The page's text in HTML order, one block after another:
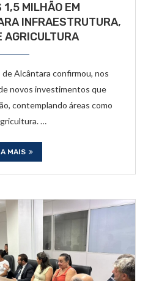
1,5 MILHÃO EM
INFRAESTRUTURA,
AGRICULTURA
Alcântara confirmou, nos
novos investimentos que
contemplando áreas como
…
MAIS